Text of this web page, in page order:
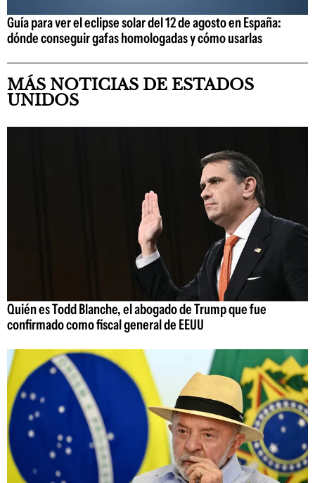
Guía para ver el eclipse solar del 12 de agosto en España:
dónde conseguir gafas homologadas y cómo usarlas
MÁS NOTICIAS DE ESTADOS
UNIDOS
Quién es Todd Blanche, el abogado de Trump que fue
confirmado como fiscal general de EEUU